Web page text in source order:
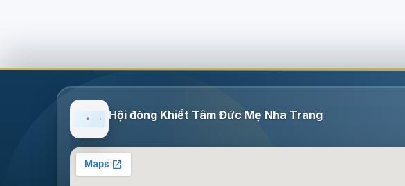
Hội đòng Khiết Tâm Đức Mẹ Nha Trang